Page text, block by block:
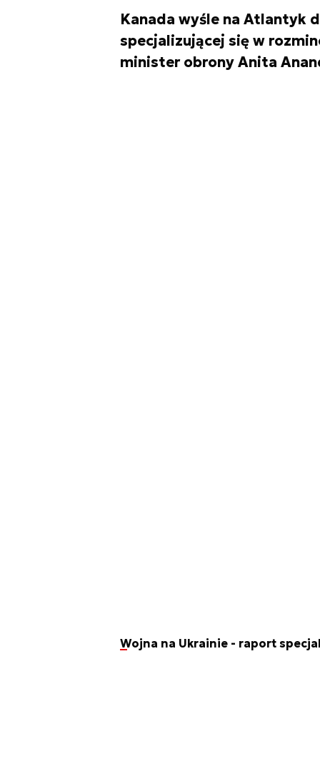
Kanada wyśle na Atlantyk
specjalizującej się w
minister obrony Anita
Wojna na Ukrainie - raport